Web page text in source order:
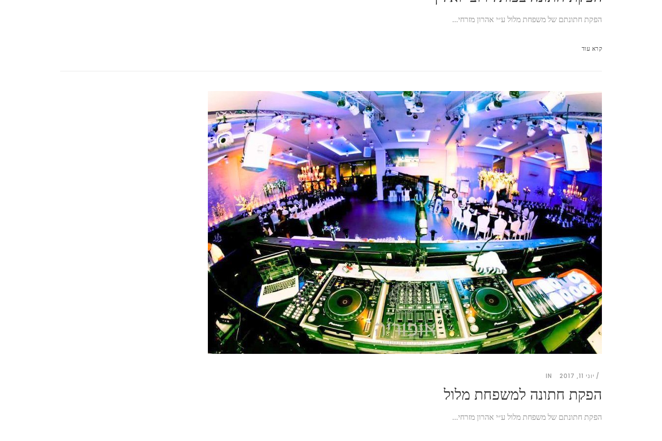
הפקת חתונתם של משפחת מלול ע״י אהרון מזרחי...
קרא עוד
יוני 11, 2017 IN
הפקת חתונה למשפחת מלול
הפקת חתונתם של משפחת מלול ע״י אהרון מזרחי...